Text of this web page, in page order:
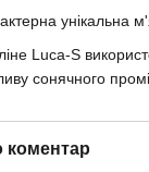
унікальна
Luca-S
сонячного
коментар